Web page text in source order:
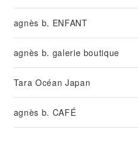
agnès b. ENFANT
agnès b. galerie boutique
Tara Océan Japan
agnès b. CAFÉ